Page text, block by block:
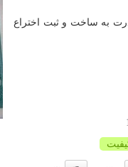
به ساخت و ثبت اختراع